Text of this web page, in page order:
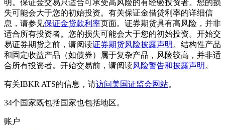
明。保证金交易只适合可承受高风险的有经验投资者。您的损
失可能会大于您的初始投资。有关保证金借贷利率的详细信
息，请参见保证金贷款利率页面。证券期货具有高风险，并非
适合所有投资者。您的损失可能会大于您的初始投资。开始交
易证券期货之前，请阅读证券期货风险披露声明 。结构性产品
和固定收益产品（如债券）属于复杂产品，风险较高，并非适
合所有投资者。开始交易前，请阅读风险警告和披露声明 。
有关IBKR ATS的信息，请访问美国证监会网站。
34个国家既包括国家也包括地区。
账户